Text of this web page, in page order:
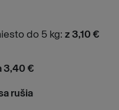
do 5 kg: z 3,10 €
3,40 €
rušia